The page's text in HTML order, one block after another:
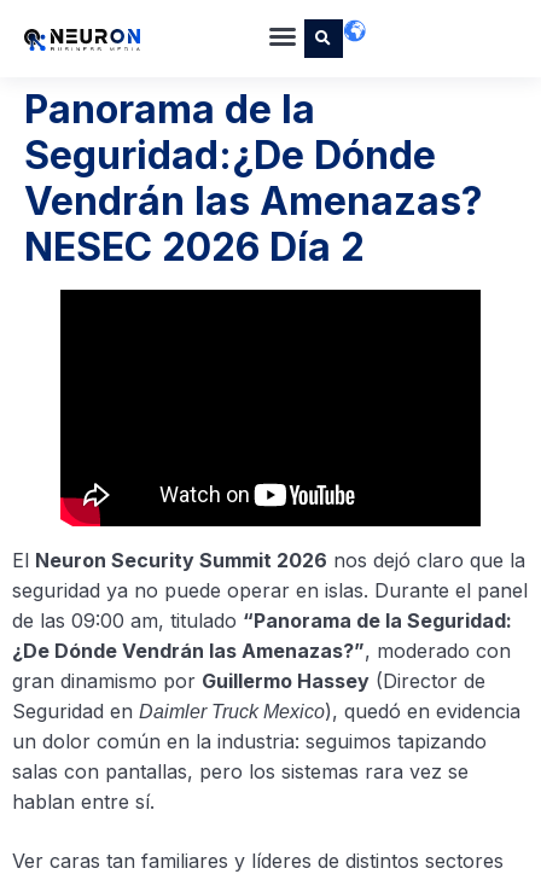
Panorama de la
Seguridad:¿De Dónde
Vendrán las Amenazas?
NESEC 2026 Día 2
El Neuron Security Summit 2026 nos dejó claro que la
seguridad ya no puede operar en islas. Durante el panel
de las 09:00 am, titulado “Panorama de la Seguridad:
¿De Dónde Vendrán las Amenazas?”, moderado con
gran dinamismo por Guillermo Hassey (Director de
Seguridad en Daimler Truck Mexico), quedó en evidencia
un dolor común en la industria: seguimos tapizando
salas con pantallas, pero los sistemas rara vez se
hablan entre sí.
Ver caras tan familiares y líderes de distintos sectores